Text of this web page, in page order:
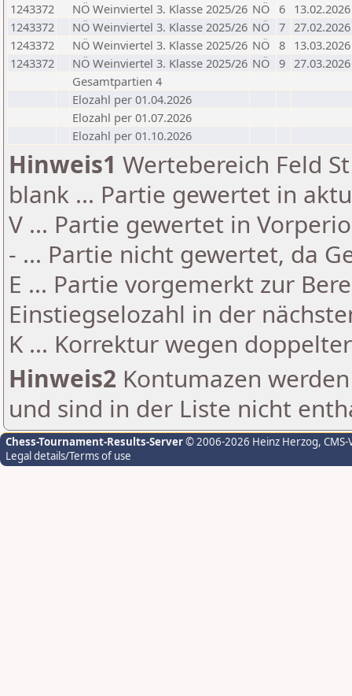
1243372
NÖ Weinviertel 3. Klasse 2025/26 NÖ 6 13.02.2026
1243372
NÖ Weinviertel 3. Klasse 2025/26 NÖ 7 27.02.2026
1243372
NÖ Weinviertel 3. Klasse 2025/26 NÖ 8 13.03.2026
1243372
NÖ Weinviertel 3. Klasse 2025/26 NÖ 9 27.03.2026
Gesamtpartien 4
Elozahl per 01.04.2026
Elozahl per 01.07.2026
Elozahl per 01.10.2026
Hinweis1 Wertebereich Feld
blank ... Partie gewertet in
V ... Partie gewertet in
- ... Partie nicht gewertet, da
E ... Partie vorgemerkt zur
Einstiegselozahl in der
K ... Korrektur wegen
Hinweis2 Kontumazen
und sind in der Liste nicht
Chess-Tournament-Results-Server© 2006-2026 Heinz Herzog,
Legal details/Terms of use